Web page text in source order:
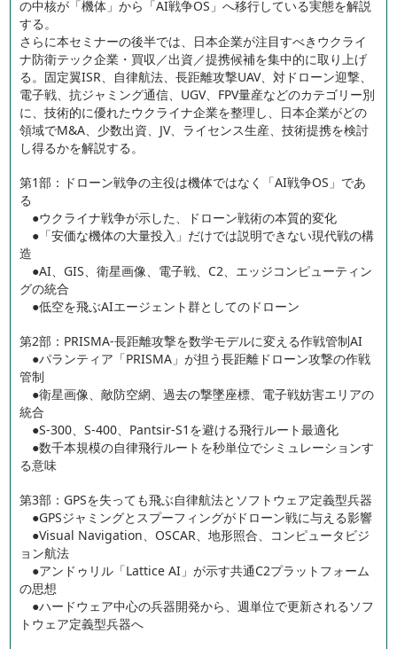
の中核が「機体」から「AI戦争OS」へ移行している実態を解説
する。
さらに本セミナーの後半では、日本企業が注目すべきウクライ
ナ防衛テック企業・買収／出資／提携候補を集中的に取り上げ
る。固定翼ISR、自律航法、長距離攻撃UAV、対ドローン迎撃、
電子戦、抗ジャミング通信、UGV、FPV量産などのカテゴリー別
に、技術的に優れたウクライナ企業を整理し、日本企業がどの
領域でM&A、少数出資、JV、ライセンス生産、技術提携を検討
し得るかを解説する。
第1部：ドローン戦争の主役は機体ではなく「AI戦争OS」であ
る
●ウクライナ戦争が示した、ドローン戦術の本質的変化
●「安価な機体の大量投入」だけでは説明できない現代戦の構
造
●AI、GIS、衛星画像、電子戦、C2、エッジコンピューティン
グの統合
●低空を飛ぶAIエージェント群としてのドローン
第2部：PRISMA-長距離攻撃を数学モデルに変える作戦管制AI
●パランティア「PRISMA」が担う長距離ドローン攻撃の作戦
管制
●衛星画像、敵防空網、過去の撃墜座標、電子戦妨害エリアの
統合
●S-300、S-400、Pantsir-S1を避ける飛行ルート最適化
●数千本規模の自律飛行ルートを秒単位でシミュレーションす
る意味
第3部：GPSを失っても飛ぶ自律航法とソフトウェア定義型兵器
●GPSジャミングとスプーフィングがドローン戦に与える影響
●Visual Navigation、OSCAR、地形照合、コンピュータビジ
ョン航法
●アンドゥリル「Lattice AI」が示す共通C2プラットフォーム
の思想
●ハードウェア中心の兵器開発から、週単位で更新されるソフ
トウェア定義型兵器へ